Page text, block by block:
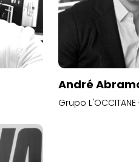
André
Grupo